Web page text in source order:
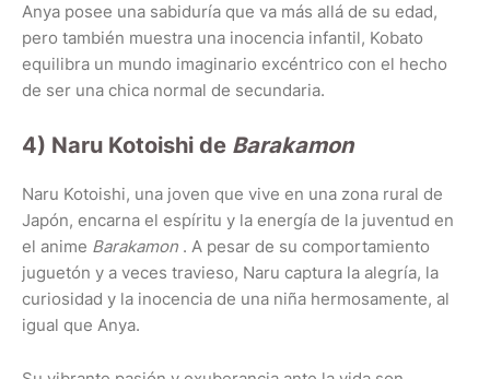
Anya posee una sabiduría que va más allá de su edad,
pero también muestra una inocencia infantil, Kobato
equilibra un mundo imaginario excéntrico con el hecho
de ser una chica normal de secundaria.
4) Naru Kotoishi de Barakamon
Naru Kotoishi, una joven que vive en una zona rural de
Japón, encarna el espíritu y la energía de la juventud en
el anime Barakamon . A pesar de su comportamiento
juguetón y a veces travieso, Naru captura la alegría, la
curiosidad y la inocencia de una niña hermosamente, al
igual que Anya.